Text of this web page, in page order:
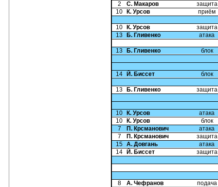
2
С. Макаров
защита
10
К. Урсов приём
10 К. Урсов
защита
13
Б. Гливенко атака
13 Б. Гливенко блок
14 Й. Биссет блок
13 Б. Гливенко защита
10 К. Урсов
атака
10
К. Урсов
блок
7
П. Крсманович
атака
7
П. Крсманович
защита
15 А. Довгань
атака
14
Й. Биссет защита
8 А. Чефранов
подача